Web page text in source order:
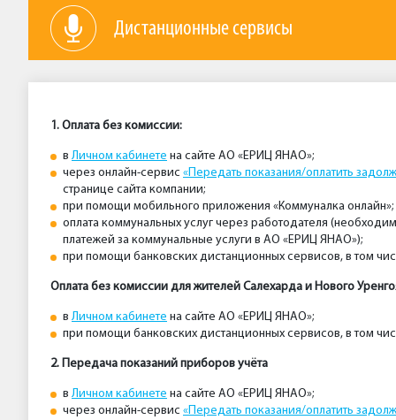
Дистанционные сервисы
1. Оплата без комиссии:
в Личном кабинете на сайте АО «ЕРИЦ ЯНАО»;
через онлайн-сервис «Передать показания/оплатить
странице сайта компании;
при помощи мобильного приложения «Коммуналка онлайн»;
оплата коммунальных услуг через работодателя
платежей за коммунальные услуги в АО «ЕРИЦ ЯНАО»);
при помощи банковских дистанционных сервисов, в том
Оплата без комиссии для жителей Салехарда и Нового
в Личном кабинете на сайте АО «ЕРИЦ ЯНАО»;
при помощи банковских дистанционных сервисов, в том
2. Передача показаний приборов учёта
в Личном кабинете на сайте АО «ЕРИЦ ЯНАО»;
через онлайн-сервис «Передать показания/оплатить